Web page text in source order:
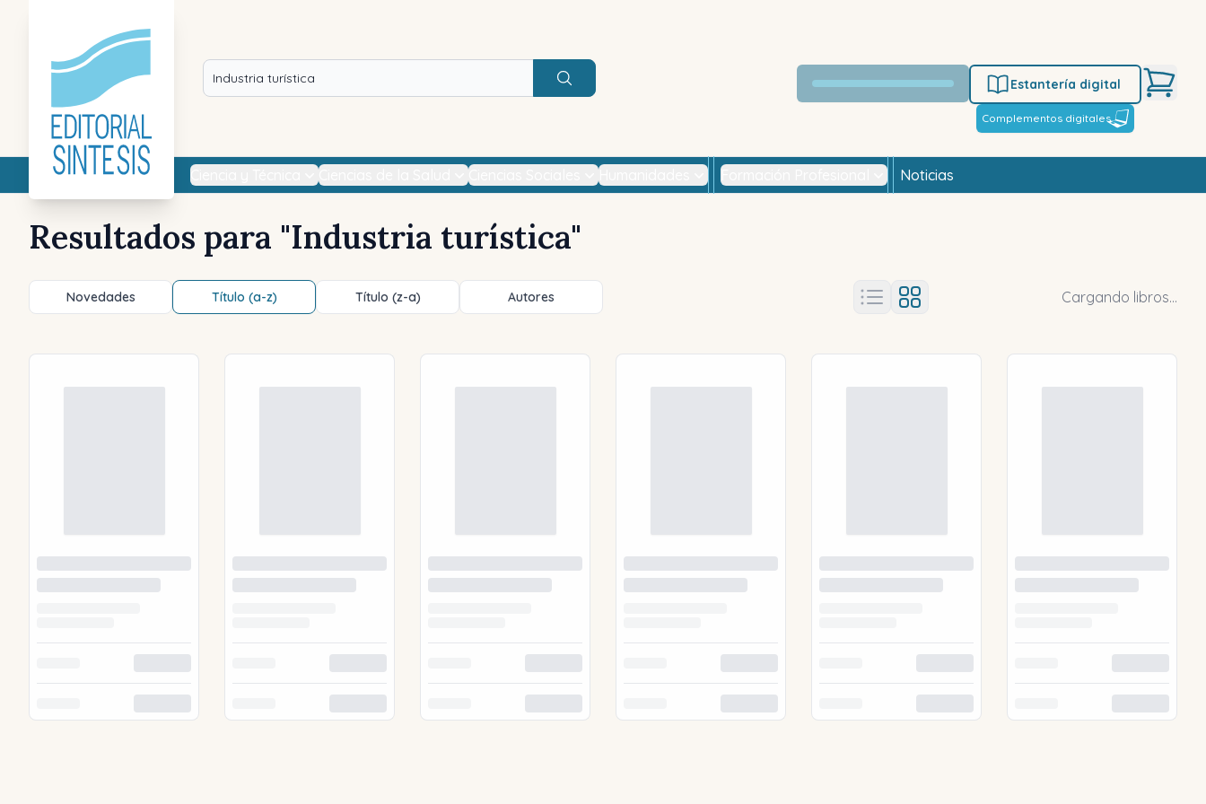
Buscar
Estantería digital
Complementos digitales
Noticias
Resultados para "Industria turística"
Novedades Título (a-z) Título (z-a) Autores Cargando libros...